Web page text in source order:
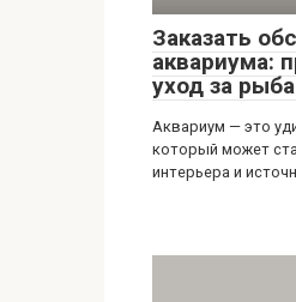
Заказать
аквариума:
уход за
Аквариум — это
который может
интерьера и